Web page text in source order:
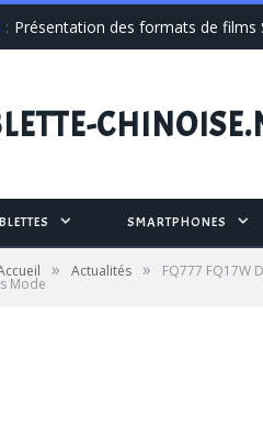
: Présentation des formats de films
-
SMARTPHONES
» Actualités » FQ777 FQ17W
Mode